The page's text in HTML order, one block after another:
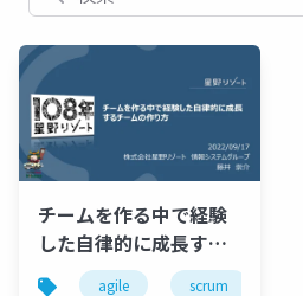
チームを作る中で経験
した自律的に成長する
チームの作り方
agile scrum